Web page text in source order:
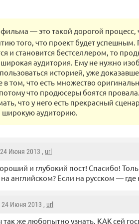
— это такой дорогой процесс,
того, что проект будет успешным.
и становится бестселлером, то
широкая аудитория. Ему не нужно
историей, уже
том, что есть множество
потому что продюсеры боятся
что у него есть прекрасный
широкую аудиторию.
Июня 2013 , url
и глубокий пост! Спасибо!
английском? Если на русском — где
24 Июня 2013 , url
же любопытно узнать, КАК сей